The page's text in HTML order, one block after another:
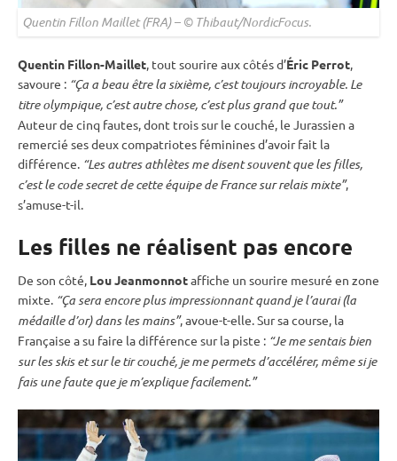
Quentin Fillon Maillet (FRA) – © Thibaut/NordicFocus.
Quentin Fillon-Maillet, tout sourire aux côtés d’Éric Perrot,
savoure : “Ça a beau être la sixième, c’est toujours incroyable. Le
titre olympique, c’est autre chose, c’est plus grand que tout.”
Auteur de cinq fautes, dont trois sur le couché, le Jurassien a
remercié ses deux compatriotes féminines d’avoir fait la
différence. “Les autres athlètes me disent souvent que les filles,
c’est le code secret de cette équipe de France surrelaismixte”,
s’amuse-t-il.
Les filles ne réalisent pas encore
De son côté, Lou Jeanmonnotaffiche un sourire mesuré en zone
mixte. “Ça sera encore plus impressionnant quand je l’aurai (la
médaille d’or) dans les mains”, avoue-t-elle. Sur sa course, la
Française a su faire la différence sur la piste : “Je me sentais bien
sur les skis et sur le tircouché, je me permets d’accélérer, même si je
fais une faute que je m’explique facilement.”